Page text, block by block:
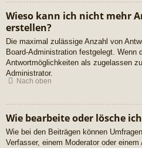
Wieso kann ich nicht mehr
erstellen?
Die maximal zulässige Anzahl von
Board-Administration festgelegt. Wenn
Antwortmöglichkeiten als zugelassen
Administrator.
Nach oben
Wie bearbeite oder lösche
Wie bei den Beiträgen können
Verfasser, einem Moderator oder